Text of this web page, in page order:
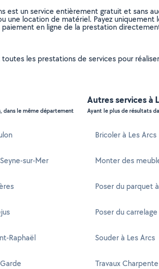
est un service entièrement gratuit et sans
une location de matériel. Payez
paiement en ligne de la prestation
toutes les prestations de services pour
dans le même département
sur-Mer
Raphaël
Autres services à
Ayant le plus de résultats
Bricoler à Les Arcs
Monter des
Poser du parquet
Poser du
Souder à Les Arcs
Travaux